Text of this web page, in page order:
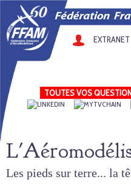
TOUTES VOS
Les pieds sur terre... la